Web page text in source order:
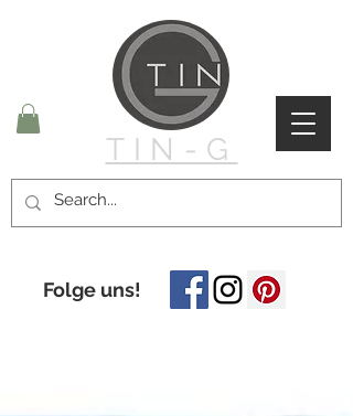
TIN-G
Folge uns!